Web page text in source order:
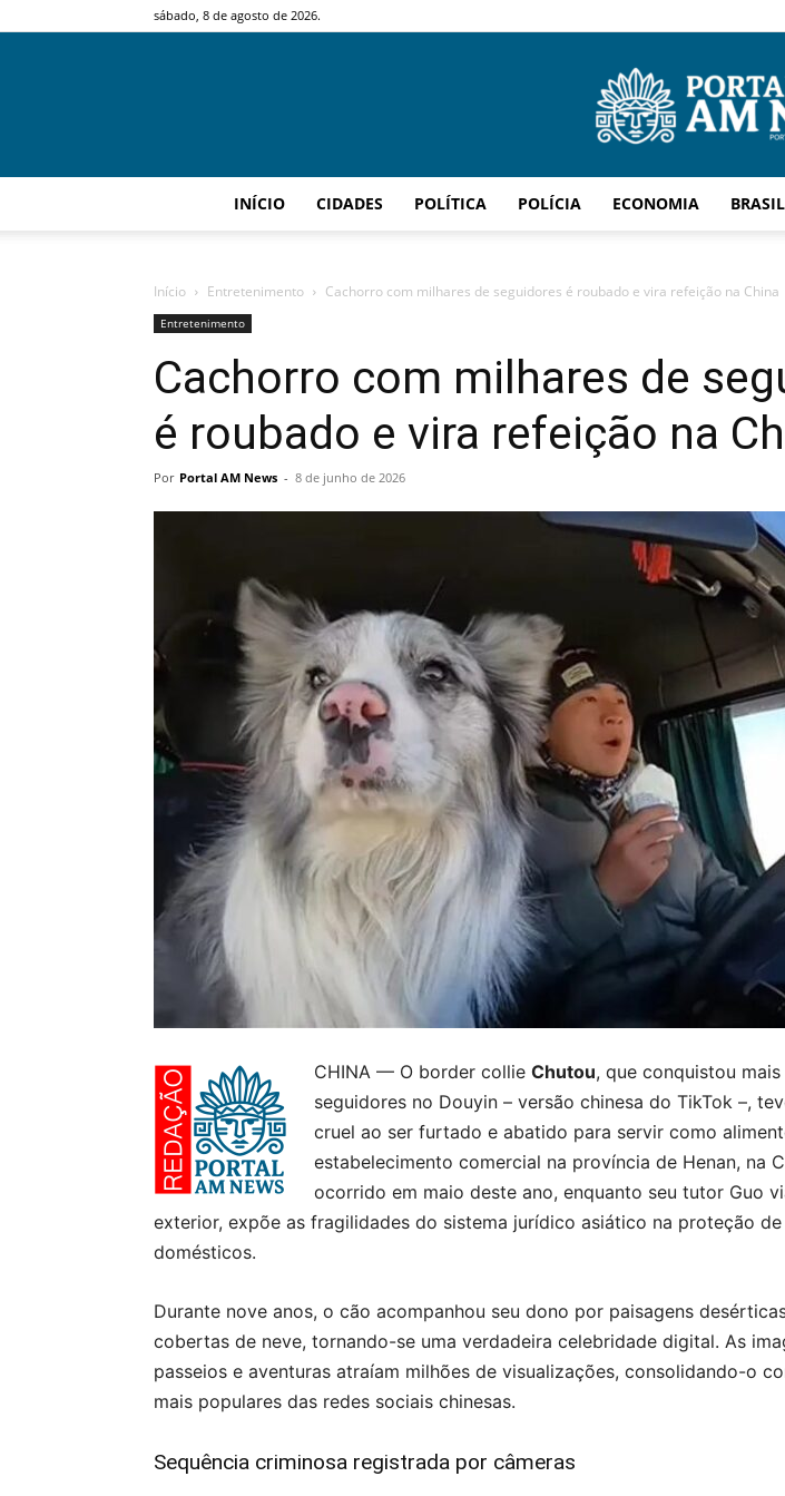
sábado, 8 de agosto de 2026.
INÍCIO CIDADES POLÍTICA POLÍCIA ECONOMIA BRASIL
Início Entretenimento Cachorro com milhares de seguidores é roubado e vira refeição na China
Entretenimento
Cachorro com milhares de
é roubado e vira refeição na
Por Portal AM News - 8 de junho de 2026
CHINA — O border collie Chutou, que conquistou
seguidores no Douyin – versão chinesa do TikTok –,
cruel ao ser furtado e abatido para servir como
estabelecimento comercial na província de Henan, na
ocorrido em maio deste ano, enquanto seu tutor Guo
exterior, expõe as fragilidades do sistema jurídico asiático na proteção de
domésticos.
Durante nove anos, o cão acompanhou seu dono por paisagens
cobertas de neve, tornando-se uma verdadeira celebridade digital. As
passeios e aventuras atraíam milhões de visualizações, consolidando-o
mais populares das redes sociais chinesas.
Sequência criminosa registrada por câmeras